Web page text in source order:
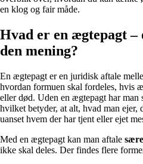
en klog og fair måde.
Hvad er en ægtepagt
den mening?
En ægtepagt er en juridisk aftale
hvordan formuen skal fordeles, hvis
eller død. Uden en ægtepagt har man
hvilket betyder, at alt, hvad man ejer,
uanset hvem der har tjent eller ejet
Med en ægtepagt kan man aftale
ikke skal deles. Der findes flere